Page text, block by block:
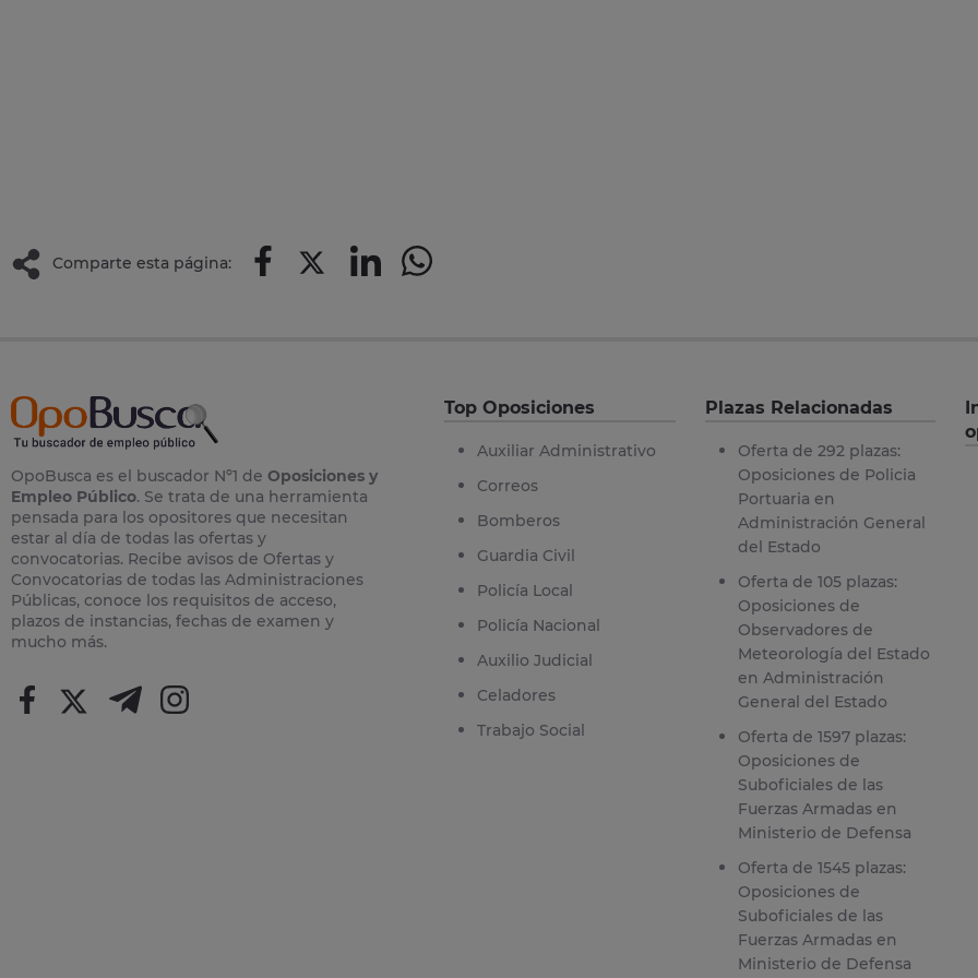
Comparte esta página:
OpoBusca es el buscador Nº1 de Oposiciones y
Empleo Público. Se trata de una herramienta
pensada para los opositores que necesitan
estar al día de todas las ofertas y
convocatorias. Recibe avisos de Ofertas y
Convocatorias de todas las Administraciones
Públicas, conoce los requisitos de acceso,
plazos de instancias, fechas de examen y
mucho más.
Top Oposiciones
Auxiliar Administrativo
Correos
Bomberos
Guardia Civil
Policía Local
Policía Nacional
Auxilio Judicial
Celadores
Trabajo Social
Plazas Relacionadas
Oferta de 292 plazas:
Oposiciones de Policia
Portuaria en
Administración General
del Estado
Oferta de 105 plazas:
Oposiciones de
Observadores de
Meteorología del Estado
en Administración
General del Estado
Oferta de 1597 plazas:
Oposiciones de
Suboficiales de las
Fuerzas Armadas en
Ministerio de Defensa
Oferta de 1545 plazas:
Oposiciones de
Suboficiales de las
Fuerzas Armadas en
Ministerio de Defensa